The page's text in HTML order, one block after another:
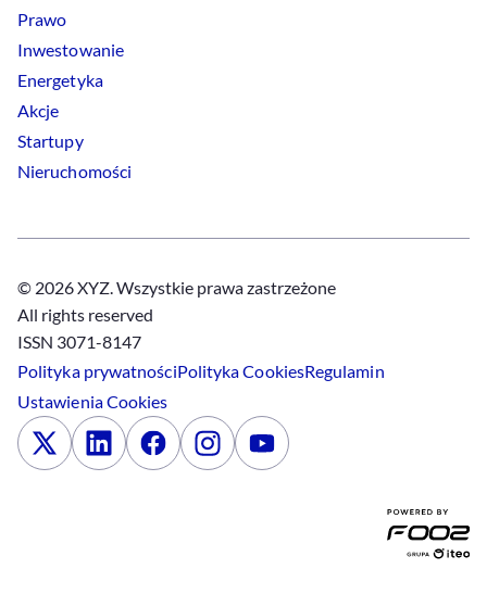
Prawo
Inwestowanie
Energetyka
Akcje
Startupy
Nieruchomości
© 2026 XYZ. Wszystkie prawa zastrzeżone
All rights reserved
ISSN 3071-8147
Polityka prywatnościPolitykaCookiesRegulamin
UstawieniaCookies
x LinkedinFacebookInstagramYoutube